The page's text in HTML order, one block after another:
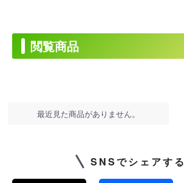
閲覧商品
最近見た商品がありません。
SNSでシェアする